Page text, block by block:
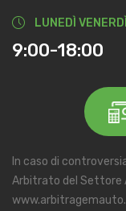
LUNEDÌ VENERDÌ
9:00-18:00
In caso di
Arbitrato del Settore